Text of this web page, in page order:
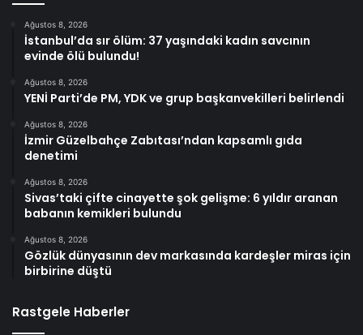
Ağustos 8, 2026
İstanbul’da sır ölüm: 37 yaşındaki kadın savcının
evinde ölü bulundu!
Ağustos 8, 2026
YENİ Parti’de PM, YDK ve grup başkanvekilleri belirlendi
Ağustos 8, 2026
İzmir Güzelbahçe Zabıtası’ndan kapsamlı gıda
denetimi
Ağustos 8, 2026
Sivas’taki çifte cinayette şok gelişme: 6 yıldır aranan
babanın kemikleri bulundu
Ağustos 8, 2026
Gözlük dünyasının dev markasında kardeşler miras için
birbirine düştü
Rastgele Haberler